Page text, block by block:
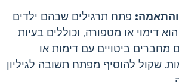
והתאמה: פתח תרגילים שבהם ילדים
דימוי או מטפורה, וכוללים בעיות
ביטויים עם דימות או
שקול להוסיף מפתח תשובה לגיליון